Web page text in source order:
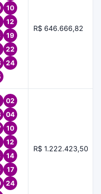
10
12
19
22
24
R$ 646.666,82
02
04
10
12
14
17
24
R$ 1.222.423,50